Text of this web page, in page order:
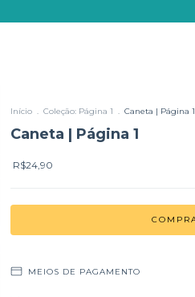
Início . Coleção: Página 1 . Caneta | Página 1
Caneta | Página 1
R$24,90
MEIOS DE PAGAMENTO